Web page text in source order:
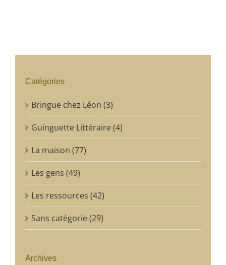
Catégories
Bringue chez Léon (3)
Guinguette Littéraire (4)
La maison (77)
Les gens (49)
Les ressources (42)
Sans catégorie (29)
Archives